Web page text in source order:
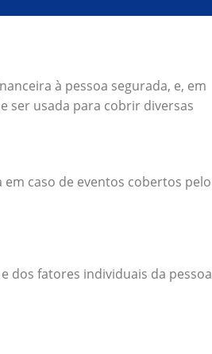
à pessoa segurada, e, em
ser usada para cobrir diversas
caso de eventos cobertos pelo
dos fatores individuais da pessoa